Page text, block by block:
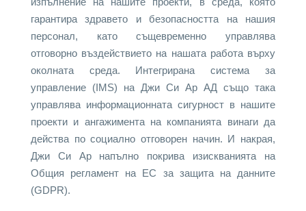
гарантира здравето и безопасността на нашия
персонал, като същевременно управлява
отговорно въздействието на нашата работа върху
околната среда. Интегрирана система за
управление (IMS) на Джи Си Ар АД също така
управлява информационната сигурност в нашите
проекти и ангажимента на компанията винаги да
действа по социално отговорен начин. И накрая,
Джи Си Ар напълно покрива изискванията на
Общия регламент на ЕС за защита на данните
(GDPR).